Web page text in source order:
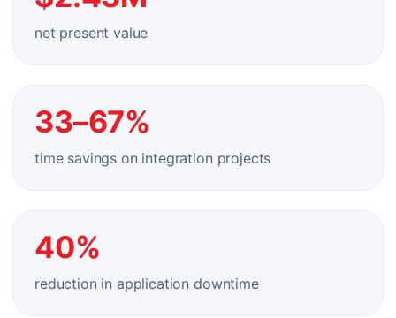
net present value
33–67%
time savings on integration projects
40%
reduction in application downtime